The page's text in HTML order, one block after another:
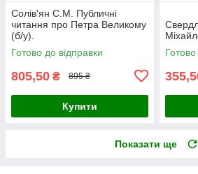
Солів'ян С.М. Публичні
читання про Петра Великому
(б/у).
Готово до відправки
805,50 ₴ 895 ₴
Купити
Показати ще